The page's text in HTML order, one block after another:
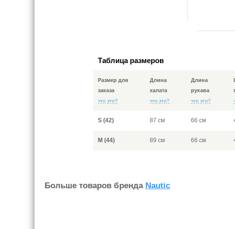
Таблица размеров
Размер для
заказа
что это?
Длина
халата
что это?
Длина
рукава
что это?
S (42) 87 см 66 см
M (44) 89 см 66 см
Больше товаров бренда Nautic